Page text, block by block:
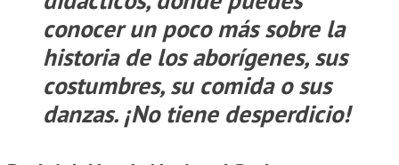
conocer un poco más sobre la
historia de los aborígenes, sus
costumbres, su comida o sus
danzas. ¡No tiene desperdicio!